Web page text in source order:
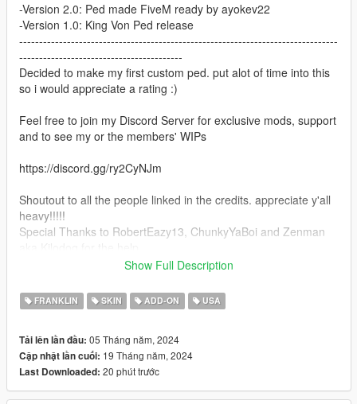
-Version 2.0: Ped made FiveM ready by ayokev22
-Version 1.0: King Von Ped release
--------------------------------------------------------------------------------
-----------------------------------------
Decided to make my first custom ped. put alot of time into this
so i would appreciate a rating :)
Feel free to join my Discord Server for exclusive mods, support
and to see my or the members' WIPs
https://discord.gg/ry2CyNJm
Shoutout to all the people linked in the credits. appreciate y'all
heavy!!!!!
Special Thanks to RobertEazy13, ChunkyYaBoi and Zenman
--------------------------------------------------------------------------------
INSTALLATION:
Install as any other any AddOn Ped.
Make sure you make it a streamed ped
Ped is rigged for Franklin. It should be possible to replace
Franklin with this ped. Also its possible to use all franklin
Show Full Description
FRANKLIN SKIN ADD-ON USA
Tải lên lần đầu: 05 Tháng năm, 2024
Cập nhật lần cuối: 19 Tháng năm, 2024
Last Downloaded: 20 phút trước